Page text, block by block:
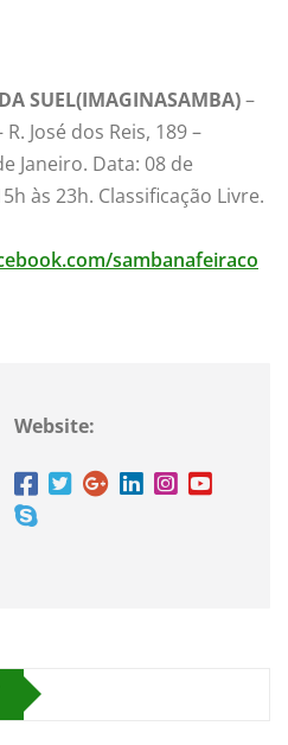
SUEL(IMAGINASAMBA)–
José dos Reis, 189 –
Janeiro. Data: 08 de
às 23h. Classificação Livre.
sambanafeiraco
Website: